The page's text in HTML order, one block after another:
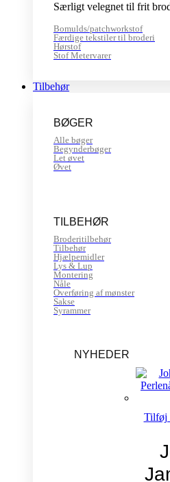
Særligt velegnet til frit
Bomulds/patchworkstof
Færdige tekstiler til broderi
Hørstof
Stof Metervarer
Tilbehør
BØGER
Alle bøger
Begynderbøger
Let øvet
Øvet
TILBEHØR
Broderitilbehør
Tilbehør
Hjælpemidler
Lys & Lup
Montering
Nåle
Overføring af mønster
Sakse
Syrammer
NYHEDER
Tilføj